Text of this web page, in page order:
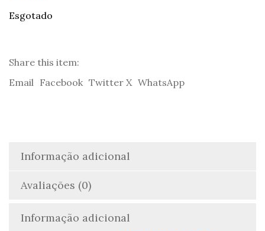
Esgotado
Share this item:
Email Facebook Twitter X WhatsApp
Informação adicional
Avaliações (0)
Informação adicional